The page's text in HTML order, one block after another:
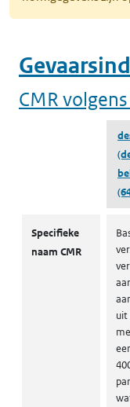
CMR volgens
Specifieke
naam CMR
uit